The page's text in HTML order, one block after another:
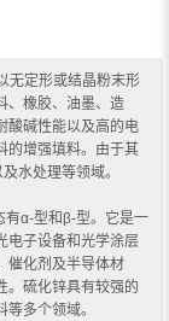
无定形或结晶粉末形
、橡胶、油墨、造
酸碱性能以及高的电
的增强填料。由于其
水处理等领域。
有α-型和β-型。它是一
电子设备和光学涂层
催化剂及半导体材
。硫化锌具有较强的
多个领域。